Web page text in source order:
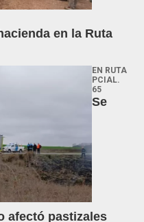
en la Ruta
EN RUTA
PCIAL.
65
Se
afectó pastizales